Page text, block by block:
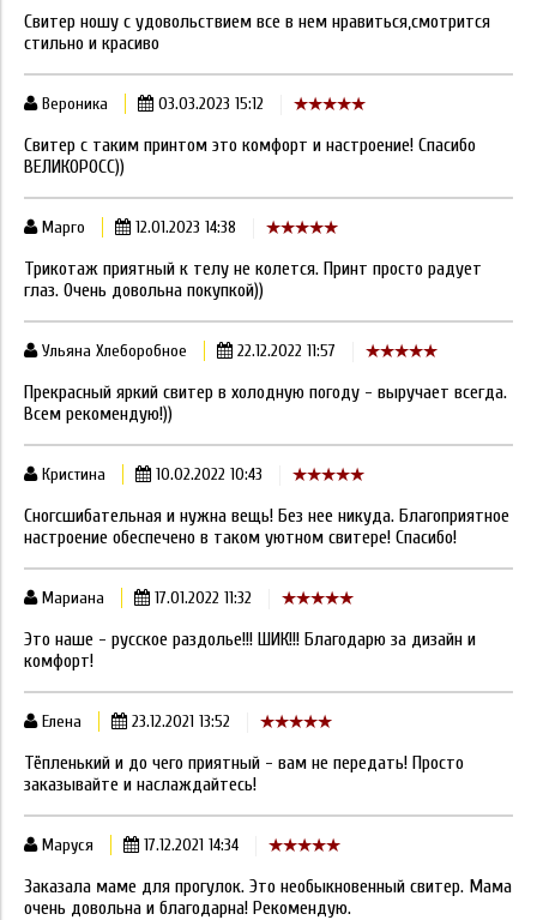
Свитер ношу с удовольствием все в нем нравиться,смотрится
стильно и красиво
Вероника 03.03.2023 15:12
Свитер с таким принтом это комфорт и настроение! Спасибо
ВЕЛИКОРОСС))
Марго 12.01.2023 14:38
Трикотаж приятный к телу не колется. Принт просто радует
глаз. Очень довольна покупкой))
Ульяна Хлеборобное 22.12.2022 11:57
Прекрасный яркий свитер в холодную погоду - выручает всегда.
Всем рекомендую!))
Кристина 10.02.2022 10:43
Сногсшибательная и нужна вещь! Без нее никуда. Благоприятное
настроение обеспечено в таком уютном свитере! Спасибо!
Мариана 17.01.2022 11:32
Это наше - русское раздолье!!! ШИК!!! Благодарю за дизайн и
комфорт!
Елена 23.12.2021 13:52
Тёпленький и до чего приятный - вам не передать! Просто
заказывайте и наслаждайтесь!
Маруся 17.12.2021 14:34
Заказала маме для прогулок. Это необыкновенный свитер. Мама
очень довольна и благодарна! Рекомендую.